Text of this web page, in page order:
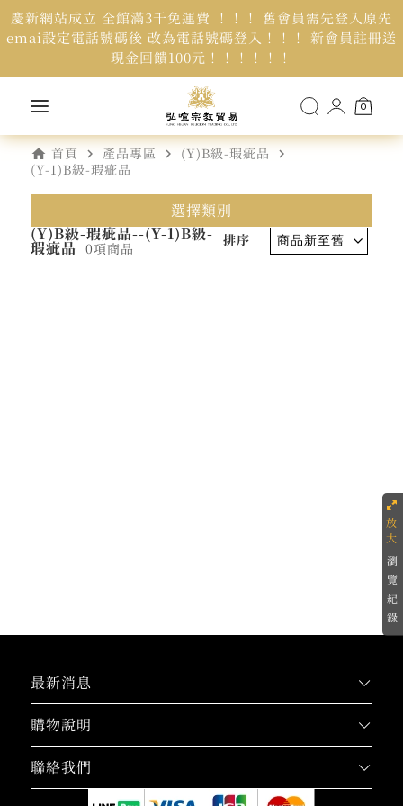
慶新網站成立 全館滿3千免運費 ！！！ 舊會員需先登入原先
emai設定電話號碼後 改為電話號碼登入！！！ 新會員註冊送
現金回饋100元！！！！！！
0
home 首頁 navigate_next 產品專區 navigate_next (Y)B級-瑕疵品 navigate_next
(Y-1)B級-瑕疵品
選擇類別
(Y)B級-瑕疵品--(Y-1)B級-
瑕疵品
0項商品
排序
瀏
覽
紀
錄
最新消息
購物說明
聯絡我們